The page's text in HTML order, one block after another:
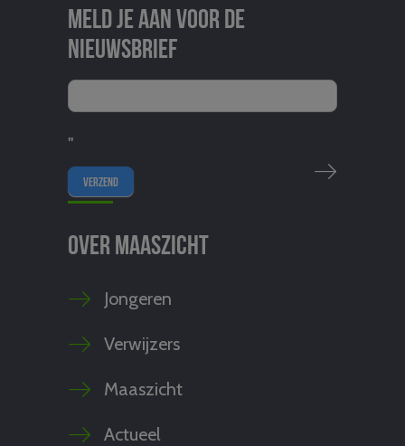
Meld je aan voor de
nieuwsbrief
"
Over Maaszicht
Jongeren
Verwijzers
Maaszicht
Actueel